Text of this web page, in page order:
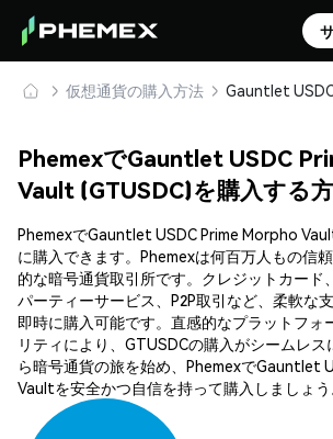
仮想通貨の購入方法
PhemexでGauntlet USDC
Vault (GTUSDC)を購入する
PhemexでGauntlet USDC Prime Morpho
に購入できます。Phemexは何百万人もの信
的な暗号通貨取引所です。クレジットカード
パーティーサービス、P2P取引など、柔軟な
即時に購入可能です。直感的なプラットフォ
リティにより、GTUSDCの購入がシームレ
ら暗号通貨の旅を始め、PhemexでGauntlet
Vaultを安全かつ自信を持って購入しましょう